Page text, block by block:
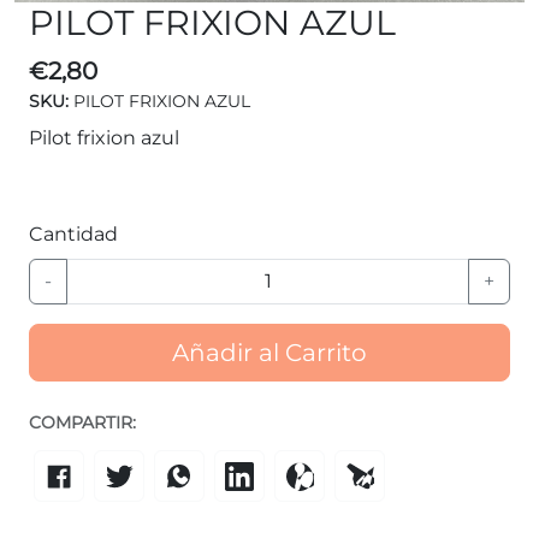
PILOT FRIXION AZUL
€2,80
SKU: PILOT FRIXION AZUL
Pilot frixion azul
Cantidad
- +
Añadir al Carrito
COMPARTIR: